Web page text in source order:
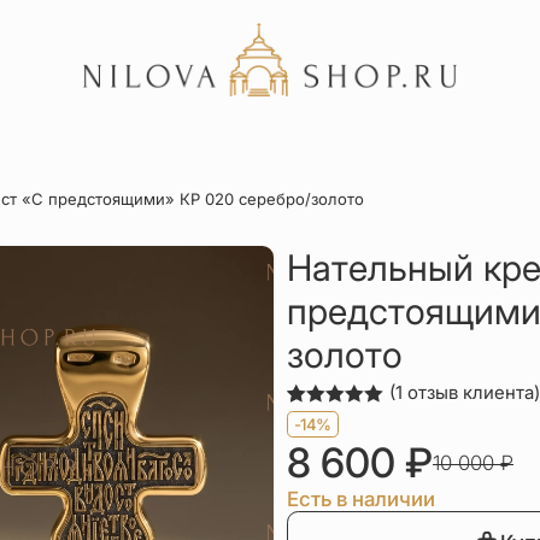
Акции
Статьи
«С предстоящими» КР 020 серебро/золото
Нательный
золото
Рейтинг
5.00из 5
на основе
опроса
1
пользователя
(1 отзыв клиента)
-14%
8 600 ₽10 000₽
Есть в наличии